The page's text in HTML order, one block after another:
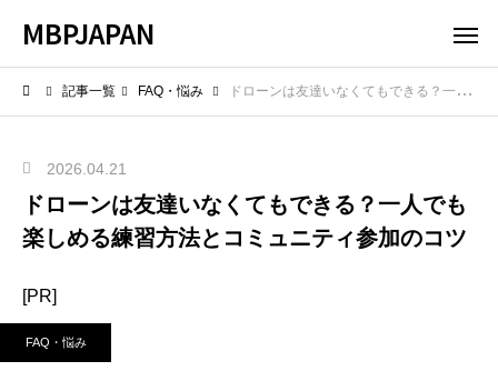
MBPJAPAN
記事一覧 FAQ・悩み ドローンは友達いなくてもできる？一人でも楽しめる練習方法とコミュニティ参加のコツ
2026.04.21
ドローンは友達いなくてもできる？一人でも
楽しめる練習方法とコミュニティ参加のコツ
[PR]
FAQ・悩み